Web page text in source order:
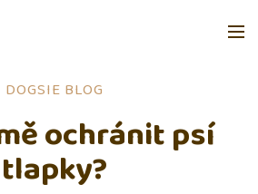
DOGSIE BLOG
ochránit psí
tlapky?